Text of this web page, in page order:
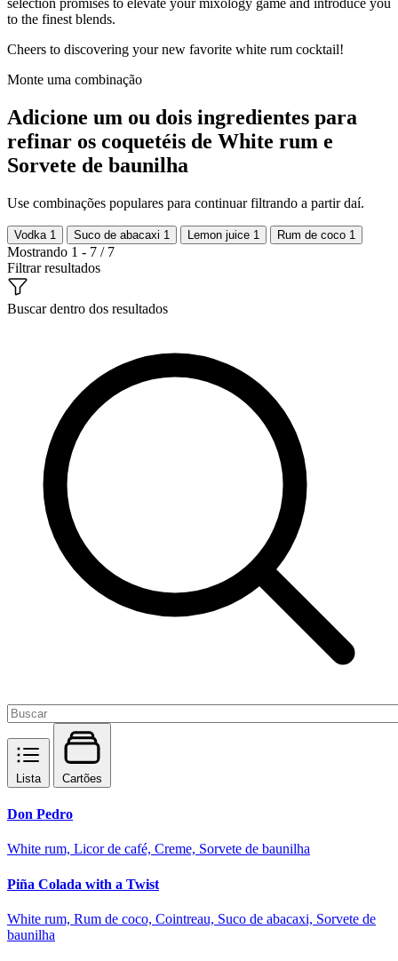
selection promises to elevate your mixology game and introduce you
to the finest blends.
Cheers to discovering your new favorite white rum cocktail!
Monte uma combinação
Adicione um ou dois ingredientes para
refinar os coquetéis de White rum e
Sorvete de baunilha
Use combinações populares para continuar filtrando a partir daí.
Vodka 1 Suco de abacaxi 1 Lemon juice 1 Rum de coco 1
Mostrando 1 - 7 / 7
Filtrar resultados
Buscar dentro dos resultados
Lista Cartões
Don Pedro
White rum, Licor de café, Creme, Sorvete de baunilha
Piña Colada with a Twist
White rum, Rum de coco, Cointreau, Suco de abacaxi, Sorvete de
baunilha